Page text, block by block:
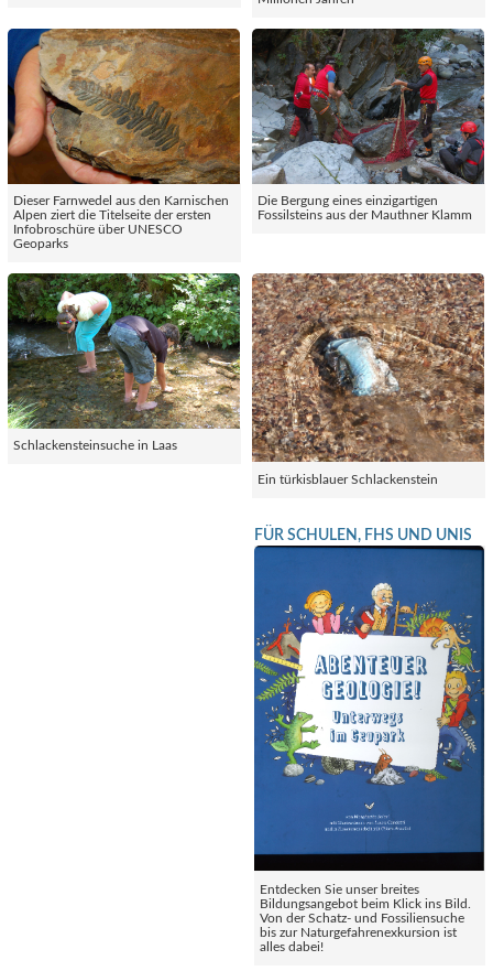
Dieser Farnwedel aus den Karnischen
Alpen ziert die Titelseite der ersten
Infobroschüre über UNESCO
Geoparks
Die Bergung eines einzigartigen
Fossilsteins aus der Mauthner Klamm
Schlackensteinsuche in Laas
Ein türkisblauer Schlackenstein
FÜR SCHULEN, FHS UND UNIS
Entdecken Sie unser breites
Bildungsangebot beim Klick ins Bild.
Von der Schatz- und Fossiliensuche
bis zur Naturgefahrenexkursion ist
alles dabei!